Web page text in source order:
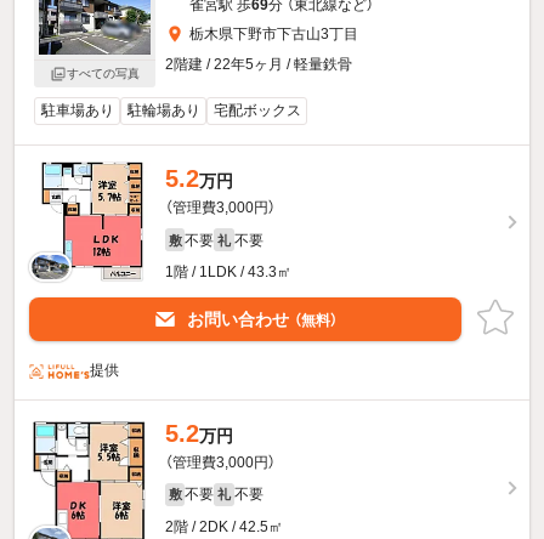
すべての写真
雀宮駅 歩69分 （東北線など）
栃木県下野市下古山3丁目
2階建 / 22年5ヶ月 / 軽量鉄骨
駐車場あり 駐輪場あり 宅配ボックス
5.2万円
（管理費3,000円）
敷 不要 礼 不要
1階 / 1LDK / 43.3㎡
お問い合わせ （無料）
提供
5.2万円
（管理費3,000円）
敷 不要 礼 不要
2階 / 2DK / 42.5㎡